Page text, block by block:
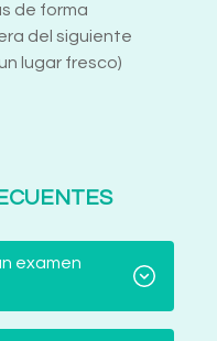
de forma
del siguiente
lugar fresco)
examen